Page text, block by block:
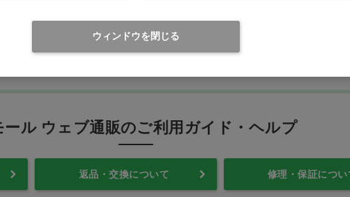
ール ウェブ通販のご利用ガイド・ヘルプ
返品・交換について 修理・保証につい
ウィンドウを閉じる